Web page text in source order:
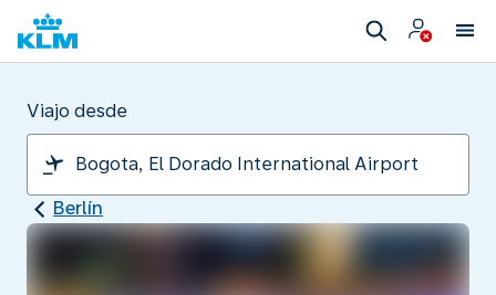
Viajo desde
Berlín